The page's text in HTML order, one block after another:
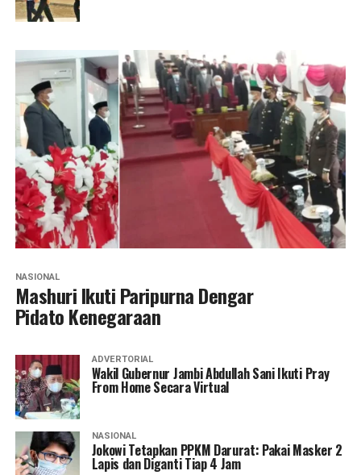
NASIONAL
Mashuri Ikuti Paripurna Dengar
Pidato Kenegaraan
ADVERTORIAL
Wakil Gubernur Jambi Abdullah Sani Ikuti Pray
From Home Secara Virtual
NASIONAL
Jokowi Tetapkan PPKM Darurat: Pakai Masker 2
Lapis dan Diganti Tiap 4 Jam